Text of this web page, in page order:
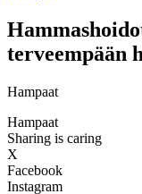
terveempään
Hampaat
Hampaat
Sharing is caring
X
Facebook
Instagram